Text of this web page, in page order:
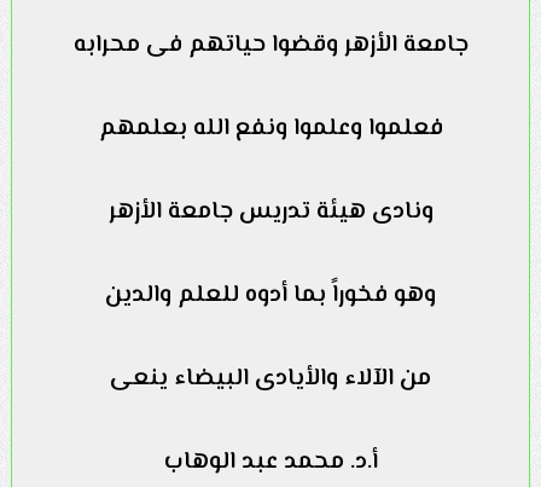
جامعة الأزهر وقضوا حياتهم فى محرابه
فعلموا وعلموا ونفع الله بعلمهم
ونادى هيئة تدريس جامعة الأزهر
وهو فخوراً بما أدوه للعلم والدين
من الآلاء والأيادى البيضاء ينعى
أ.د. محمد عبد الوهاب